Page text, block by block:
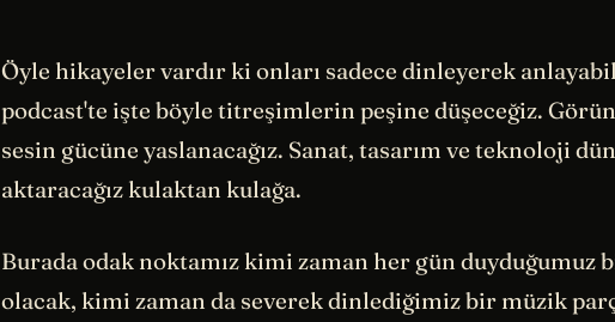
Öyle hikayeler vardır ki onları sadece dinleyerek
podcast'te işte böyle titreşimlerin peşine düşeceğiz.
sesin gücüne yaslanacağız. Sanat, tasarım ve teknoloji
aktaracağız kulaktan kulağa.
Burada odak noktamız kimi zaman her gün duyduğumuz
olacak, kimi zaman da severek dinlediğimiz bir müzik